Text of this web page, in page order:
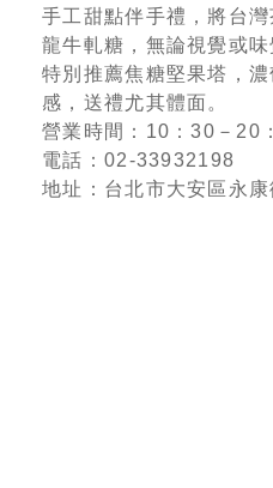
手工甜點伴手禮，將台
龍牛軋糖，無論視覺或味
特別推薦焦糖堅果塔，
感，送禮尤其體面。
營業時間：10：30－20
電話：02-33932198
地址：台北市大安區永